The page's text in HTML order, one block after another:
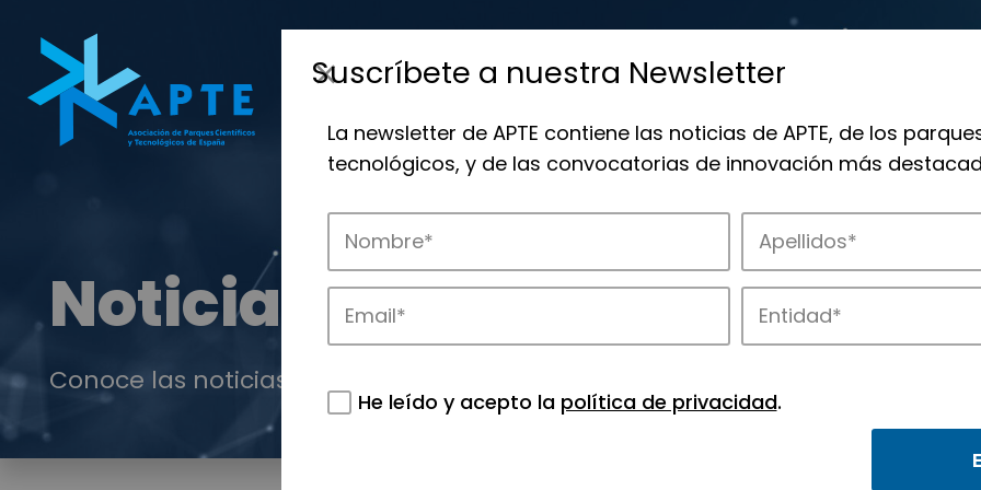
Noticias
Conoce las noticias más destacadas de APTE y sus parques científicos y
Suscríbete a nuestra Newsletter
La newsletter de APTE contiene las noticias de APTE, de los
tecnológicos, y de las convocatorias de innovación más
He leído y acepto la política de privacidad.